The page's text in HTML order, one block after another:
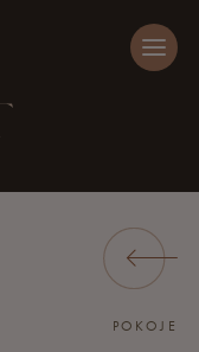
POKOJE